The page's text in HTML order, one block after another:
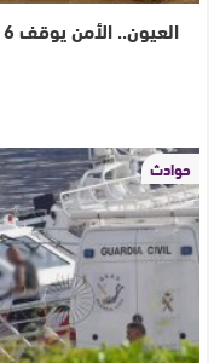
حوادث